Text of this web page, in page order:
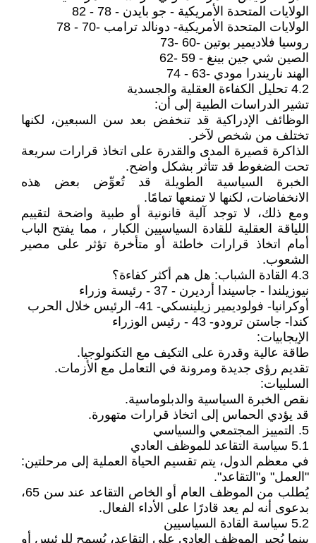
الولايات المتحدة الأمريكية - جو بايدن - 78 - 82
الولايات المتحدة الأمريكية- دونالد ترامب -70 - 78
روسيا فلاديمير بوتين -60 -73
الصين شي جين بينغ - 59 -62
الهند ناريندرا مودي -63 - 74
4.2 تحليل الكفاءة العقلية والجسدية
تشير الدراسات الطبية إلى أن:
الوظائف الإدراكية قد تنخفض بعد سن السبعين، لكنها
تختلف من شخص لآخر.
الذاكرة قصيرة المدى والقدرة على اتخاذ قرارات سريعة
تحت الضغوط قد تتأثر بشكل واضح.
الخبرة السياسية الطويلة قد تُعوِّض بعض هذه
الانخفاضات، لكنها لا تمنعها تمامًا.
ومع ذلك، لا توجد آلية قانونية أو طبية واضحة لتقييم
اللياقة العقلية للقادة السياسيين الكبار ، مما يفتح الباب
أمام اتخاذ قرارات خاطئة أو متأخرة تؤثر على مصير
الشعوب.
4.3 القادة الشباب: هل هم أكثر كفاءة؟
نيوزيلندا - جاسيندا أرديرن - 37 - رئيسة وزراء
أوكرانيا- فولوديمير زيلينسكي- 41- الرئيس خلال الحرب
كندا- جاستن ترودو- 43 - رئيس الوزراء
الإيجابيات:
طاقة عالية وقدرة على التكيف مع التكنولوجيا.
تقديم رؤى جديدة ومرونة في التعامل مع الأزمات.
السلبيات:
نقص الخبرة السياسية والدبلوماسية.
قد يؤدي الحماس إلى اتخاذ قرارات متهورة.
5. التمييز المجتمعي والسياسي
5.1 سياسة التقاعد للموظف العادي
في معظم الدول، يتم تقسيم الحياة العملية إلى مرحلتين:
"العمل" و"التقاعد".
يُطلب من الموظف العام أو الخاص التقاعد عند سن 65،
بدعوى أنه لم يعد قادرًا على الأداء الفعال.
5.2 سياسة القادة السياسيين
بينما يُجبر الموظف العادي على التقاعد، يُسمح للرئيس أو